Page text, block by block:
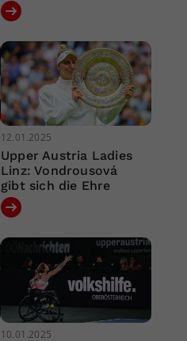
12.01.2025
Upper Austria Ladies
Linz: Vondrousová
gibt sich die Ehre
10.01.2025